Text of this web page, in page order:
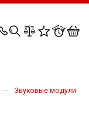
0 0 0 0
— Звуковые модули